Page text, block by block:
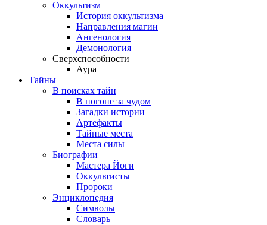
Оккультизм
История оккультизма
Направления магии
Ангенология
Демонология
Сверхспособности
Аура
Тайны
В поисках тайн
В погоне за чудом
Загадки истории
Артефакты
Тайные места
Места силы
Биографии
Мастера Йоги
Оккультисты
Пророки
Энциклопедия
Символы
Словарь